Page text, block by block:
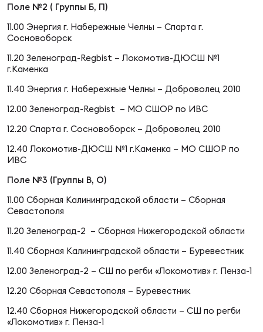
Поле №2 ( Группы Б, П)
11.00 Энергия г. Набережные Челны – Спарта г.
Сосновоборск
11.20 Зеленоград-Regbist – Локомотив-ДЮСШ №1
г.Каменка
11.40 Энергия г. Набережные Челны – Доброволец 2010
12.00 Зеленоград-Regbist – МО СШОР по ИВС
12.20 Спарта г. Сосновоборск – Доброволец 2010
12.40 Локомотив-ДЮСШ №1 г.Каменка – МО СШОР по
ИВС
Поле №3 (Группы В, О)
11.00 Сборная Калининградской области – Сборная
Севастополя
11.20 Зеленоград-2 – Сборная Нижегородской области
11.40 Сборная Калининградской области – Буревестник
12.00 Зеленоград-2 – СШ по регби «Локомотив» г. Пенза-1
12.20 Сборная Севастополя – Буревестник
12.40 Сборная Нижегородской области – СШ по регби
«Локомотив» г. Пенза-1